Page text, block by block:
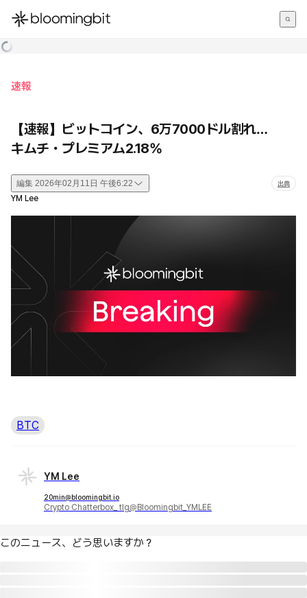
한국어
速報
【速報】ビットコイン、6万7000ドル割れ…
キムチ・プレミアム2.18%
編集 2026年02月11日 午後6:22 出典
YM Lee
BTC
YM Lee
20min@bloomingbit.io
Crypto Chatterbox_ tlg@Bloomingbit_YMLEE
このニュース、どう思いますか？